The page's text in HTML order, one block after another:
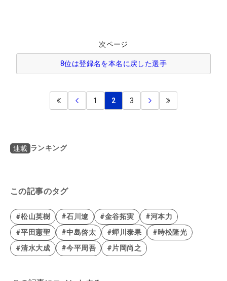
次ページ
8位は登録名を本名に戻した選手
1 2 3
連載 ランキング
この記事のタグ
#松山英樹 #石川遼 #金谷拓実
#河本力
#平田憲聖
#中島啓太 #蟬川泰果
#時松隆光
#清水大成
#今平周吾 #片岡尚之